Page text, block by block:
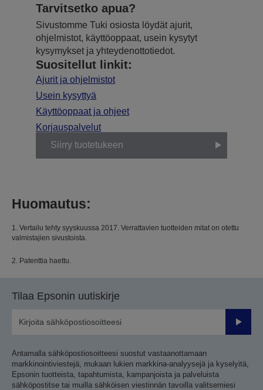
Tarvitsetko apua?
Sivustomme Tuki osiosta löydät ajurit,
ohjelmistot, käyttöoppaat, usein kysytyt
kysymykset ja yhteydenottotiedot.
Suositellut linkit:
Ajurit ja ohjelmistot
Usein kysyttyä
Käyttöoppaat ja ohjeet
Korjauspalvelut
Siirry tuotetukeen
Huomautus:
1. Vertailu tehty syyskuussa 2017. Verrattavien tuotteiden mitat on otettu
valmistajien sivustoista.
2. Patenttia haettu.
Tilaa Epsonin uutiskirje
Lähetä
Antamalla sähköpostiosoitteesi suostut vastaanottamaan
markkinointiviestejä, mukaan lukien markkina-analyysejä ja kyselyitä,
Epsonin tuotteista, tapahtumista, kampanjoista ja palveluista
sähköpostitse tai muilla sähköisen viestinnän tavoilla valitsemiesi